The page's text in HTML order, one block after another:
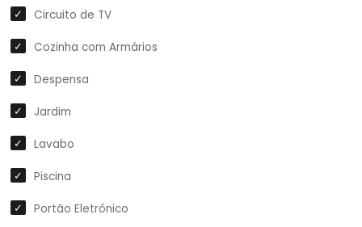
Circuito de TV
Cozinha com Armários
Despensa
Jardim
Lavabo
Piscina
Portão Eletrônico